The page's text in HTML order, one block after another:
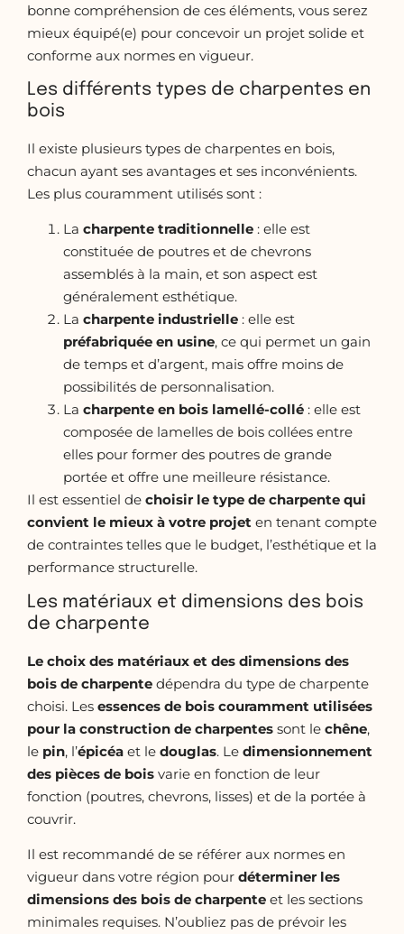
bonne compréhension de ces éléments, vous serez
mieux équipé(e) pour concevoir un projet solide et
conforme aux normes en vigueur.
Les différents types de charpentes en
bois
Il existe plusieurs types de charpentes en bois,
chacun ayant ses avantages et ses inconvénients.
Les plus couramment utilisés sont :
La charpente traditionnelle : elle est
constituée de poutres et de chevrons
assemblés à la main, et son aspect est
généralement esthétique.
La charpente industrielle : elle est
préfabriquée en usine, ce qui permet un gain
de temps et d’argent, mais offre moins de
possibilités de personnalisation.
La charpente en bois lamellé-collé : elle est
composée de lamelles de bois collées entre
elles pour former des poutres de grande
portée et offre une meilleure résistance.
Il est essentiel de choisir le type de charpente qui
convient le mieux à votre projet en tenant compte
de contraintes telles que le budget, l’esthétique et la
performance structurelle.
Les matériaux et dimensions des bois
de charpente
Le choix des matériaux et des dimensions des
bois de charpente dépendra du type de charpente
choisi. Les essences de bois couramment utilisées
pour la construction de charpentes sont le chêne,
le pin, l’épicéa et le douglas. Le dimensionnement
des pièces de bois varie en fonction de leur
fonction (poutres, chevrons, lisses) et de la portée à
couvrir.
Il est recommandé de se référer aux normes en
vigueur dans votre région pour déterminer les
dimensions des bois de charpente et les sections
minimales requises. N’oubliez pas de prévoir les